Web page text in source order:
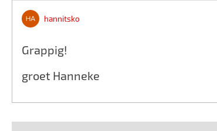
hannitsko
Grappig!
groet Hanneke